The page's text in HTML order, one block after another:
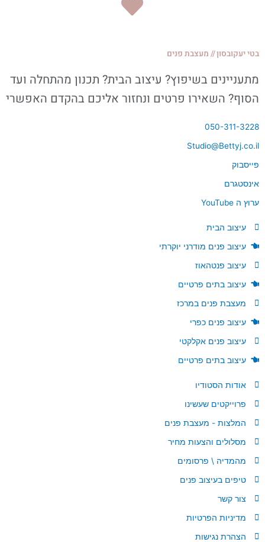
בטי יעקובסון// מעצבת פנים
מתעניינים בשיפוץ? עיצוב הבית? תכנון מהתחלה ועד
הסוף? השאירו פרטים ונחזור אליכם בהקדם האפשרי
050-311-3228
Studio@Bettyj.co.il
פייסבוק
אינסטגרם
ערוץ ה YouTube
עיצוב הבית
עיצוב פנים מודרני יוקרתי
עיצוב פנטהאוז
עיצוב בתים פרטיים
מעצבת פנים במרכז
עיצוב פנים כפרי
עיצוב פנים אקלקטי
עיצוב בתים פרטיים
אודות הסטודיו
פרוייקטים שעשינו
המלצות - מעצבת פנים
מסלולים והצעות מחיר
מהמדיה \ פרסומים
טיפים בעיצוב פנים
צור קשר
מדיניות הפרטיות
הצהרת נגישות